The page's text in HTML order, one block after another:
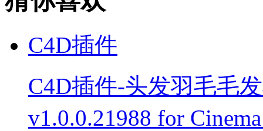
C4D插件
C4D插件-头发羽毛毛
v1.0.0.21988 for